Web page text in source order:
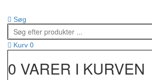
Søg
Kurv 0
0 VARER I KURVEN